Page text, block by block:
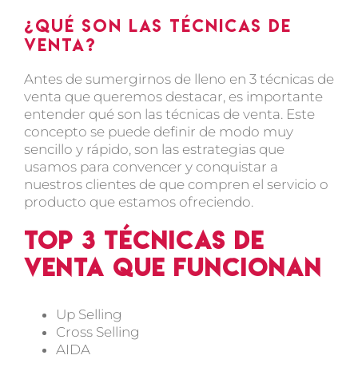
¿Qué son las técnicas de
venta?
Antes de sumergirnos de lleno en 3 técnicas de
venta que queremos destacar, es importante
entender qué son las técnicas de venta. Este
concepto se puede definir de modo muy
sencillo y rápido, son las estrategias que
usamos para convencer y conquistar a
nuestros clientes de que compren el servicio o
producto que estamos ofreciendo.
Top 3 técnicas de
venta que funcionan
Up Selling
Cross Selling
AIDA